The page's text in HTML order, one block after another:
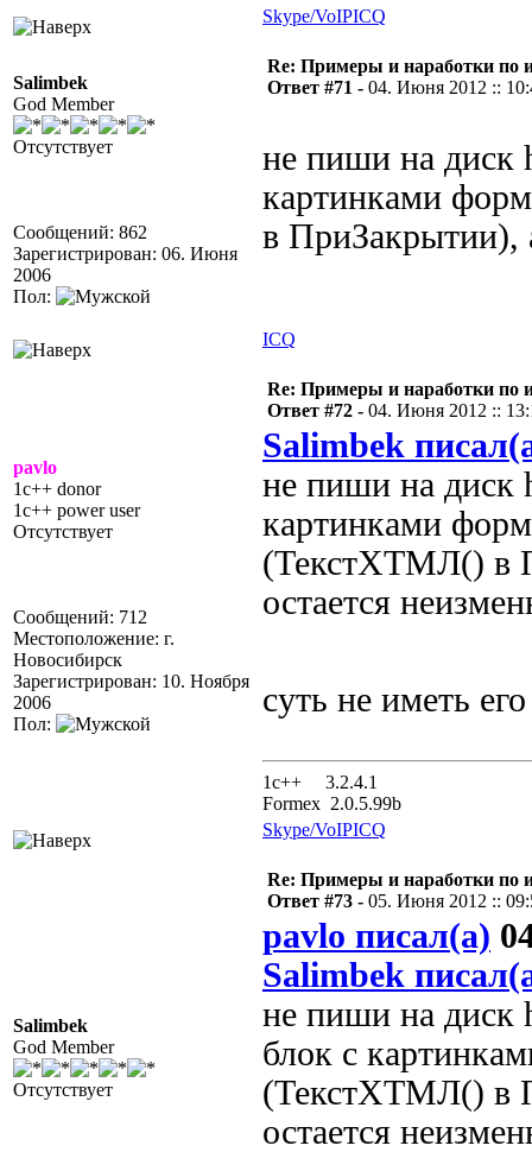
Skype/VoIPICQ
Salimbek
God Member
Отсутствует
Сообщений: 862
Зарегистрирован: 06. Июня
2006
Пол:
Re: Примеры и наработки по
Ответ #71 - 04. Июня 2012 ::
не пиши на диск
картинками
в ПриЗакрытии),
ICQ
pavlo
1c++ donor
1c++ power user
Отсутствует
Сообщений: 712
Местоположение: г.
Новосибирск
Зарегистрирован: 10. Ноября
2006
Пол:
Re: Примеры и наработки по
Ответ #72 - 04. Июня 2012 ::
Salimbek
не пиши на диск
картинками
(ТекстХТМЛ() в
остается
суть не иметь
1с++ 3.2.4.1
Formex 2.0.5.99b
Skype/VoIPICQ
Salimbek
God Member
Отсутствует
Re: Примеры и наработки по
Ответ #73 - 05. Июня 2012 ::
pavlo писал(а)
Salimbek
не пиши на диск
блок с
(ТекстХТМЛ() в
остается